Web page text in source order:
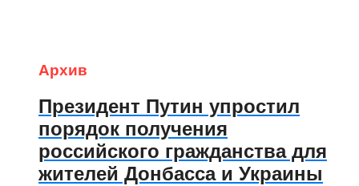
Архив
Президент Путин упростил
порядок получения
российского гражданства для
жителей Донбасса и Украины